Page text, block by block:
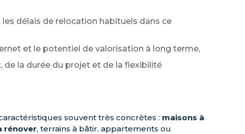
délais de relocation habituels dans ce
et le potentiel de valorisation à long terme,
la durée du projet et de la flexibilité
souvent très concrètes : maisons à
rénover, terrains à bâtir, appartements ou